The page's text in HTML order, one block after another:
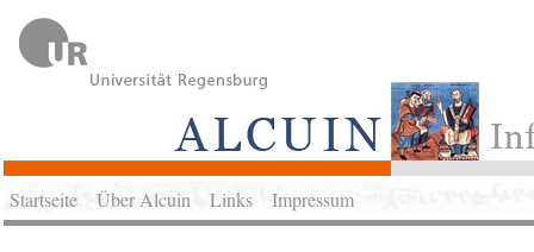
Startseite Über Alcuin Links Impressum